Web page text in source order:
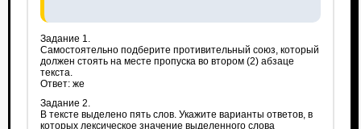
Задание 1.
Самостоятельно подберите противительный союз, который
должен стоять на месте пропуска во втором (2) абзаце
текста.
Ответ: же
Задание 2.
В тексте выделено пять слов. Укажите варианты ответов, в
которых лексическое значение выделенного слова